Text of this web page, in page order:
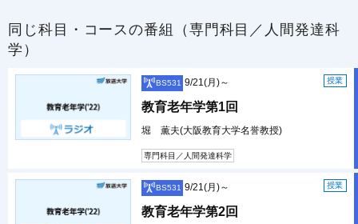
同じ科目・コースの番組（専門科目／人間発達科
学）
BS531 授業
9/21(月)～
教育老年学第1回
堀 薫夫(大阪教育大学名誉教授)
専門科目／人間発達科学
BS531 授業
9/21(月)～
教育老年学第2回